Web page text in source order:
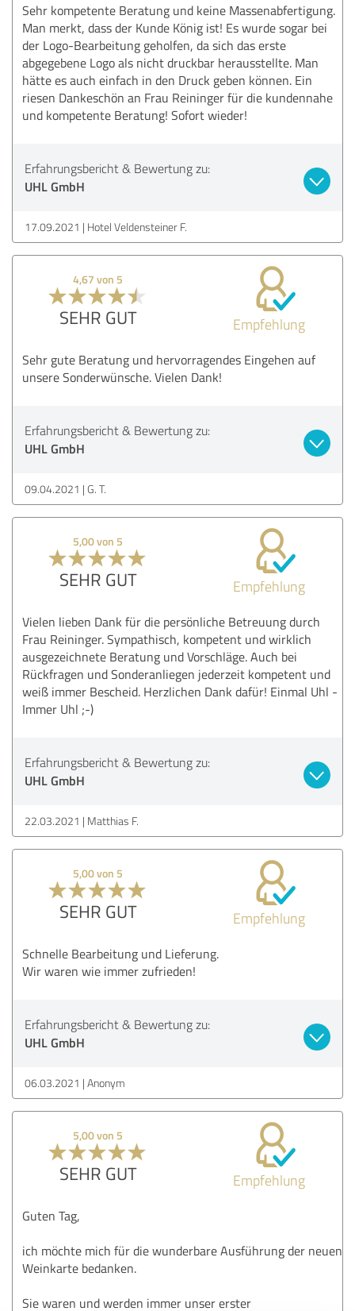
Sehr kompetente Beratung und keine Massenabfertigung.
Man merkt, dass der Kunde König ist! Es wurde sogar bei
der Logo-Bearbeitung geholfen, da sich das erste
abgegebene Logo als nicht druckbar herausstellte. Man
hätte es auch einfach in den Druck geben können. Ein
riesen Dankeschön an Frau Reininger für die kundennahe
und kompetente Beratung! Sofort wieder!
Erfahrungsbericht & Bewertung zu:
UHL GmbH
17.09.2021 Hotel Veldensteiner F.
4,67 von 5
SEHR GUT Empfehlung
Sehr gute Beratung und hervorragendes Eingehen auf
unsere Sonderwünsche. Vielen Dank!
Erfahrungsbericht & Bewertung zu:
UHL GmbH
09.04.2021 G. T.
5,00 von 5
SEHR GUT Empfehlung
Vielen lieben Dank für die persönliche Betreuung durch
Frau Reininger. Sympathisch, kompetent und wirklich
ausgezeichnete Beratung und Vorschläge. Auch bei
Rückfragen und Sonderanliegen jederzeit kompetent und
weiß immer Bescheid. Herzlichen Dank dafür! Einmal Uhl -
Immer Uhl ;-)
Erfahrungsbericht & Bewertung zu:
UHL GmbH
22.03.2021 Matthias F.
5,00 von 5
SEHR GUT Empfehlung
Schnelle Bearbeitung und Lieferung.
Wir waren wie immer zufrieden!
Erfahrungsbericht & Bewertung zu:
UHL GmbH
06.03.2021 Anonym
5,00 von 5
SEHR GUT Empfehlung
Guten Tag,
ich möchte mich für die wunderbare Ausführung der neuen
Weinkarte bedanken.
Sie waren und werden immer unser erster